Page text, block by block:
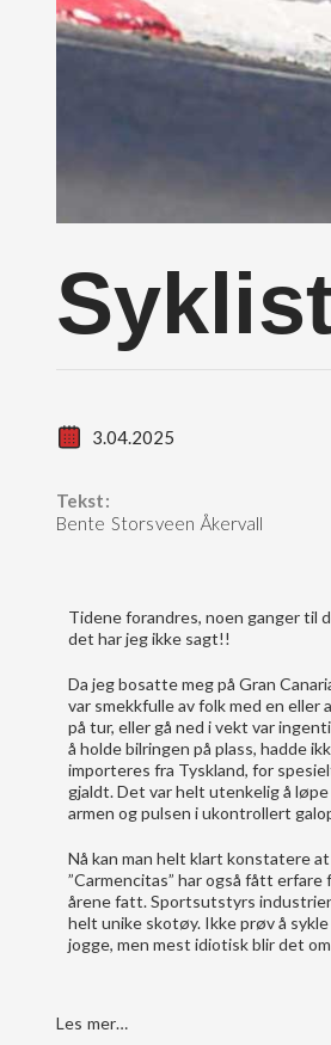
3.04.2025
Tekst:
Bente Storsveen Åkervall
Tidene forandres, noen ganger til
det har jeg ikke sagt!!
Da jeg bosatte meg på Gran
var smekkfulle av folk med en
på tur, eller gå ned i vekt var
å holde bilringen på plass, hadde
importeres fra Tyskland, for
gjaldt. Det var helt utenkelig å
armen og pulsen i ukontrollert
Nå kan man helt klart konstatere
”Carmencitas” har også fått
årene fatt. Sportsutstyrs
helt unike skotøy. Ikke prøv å
jogge, men mest idiotisk blir det
Les mer…